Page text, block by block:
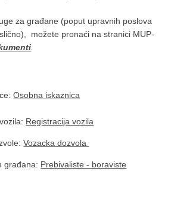
za građane (poput upravnih poslova
možete pronaći na stranici MUP-
Osobna iskaznica
Registracija vozila
Vozacka dozvola
građana: Prebivaliste - boraviste